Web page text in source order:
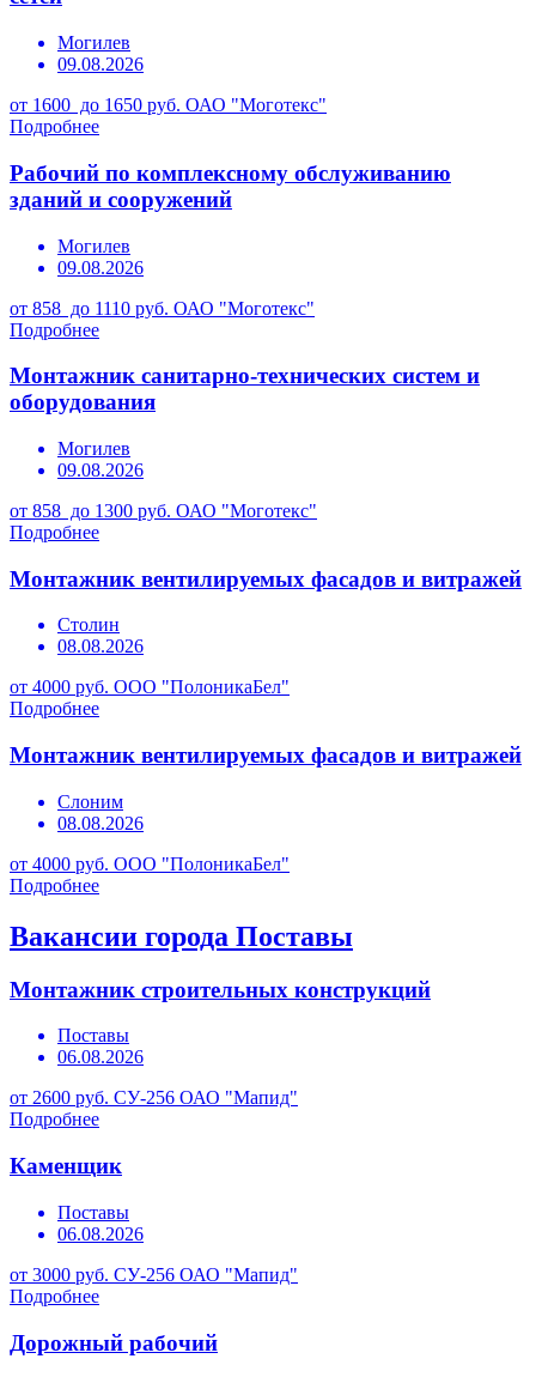
Могилев
09.08.2026
от 1600 до 1650 руб. ОАО "Моготекс"
Подробнее
Рабочий по комплексному обслуживанию
зданий и сооружений
Могилев
09.08.2026
от 858 до 1110 руб. ОАО "Моготекс"
Подробнее
Монтажник санитарно-технических систем и
оборудования
Могилев
09.08.2026
от 858 до 1300 руб. ОАО "Моготекс"
Подробнее
Монтажник вентилируемых фасадов и витражей
Столин
08.08.2026
от 4000 руб. ООО "ПолоникаБел"
Подробнее
Монтажник вентилируемых фасадов и витражей
Слоним
08.08.2026
от 4000 руб. ООО "ПолоникаБел"
Подробнее
Вакансии города Поставы
Монтажник строительных конструкций
Поставы
06.08.2026
от 2600 руб. СУ-256 ОАО "Мапид"
Подробнее
Каменщик
Поставы
06.08.2026
от 3000 руб. СУ-256 ОАО "Мапид"
Подробнее
Дорожный рабочий